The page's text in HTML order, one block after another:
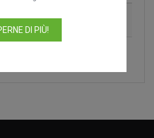
HSC
DI PIÙ!